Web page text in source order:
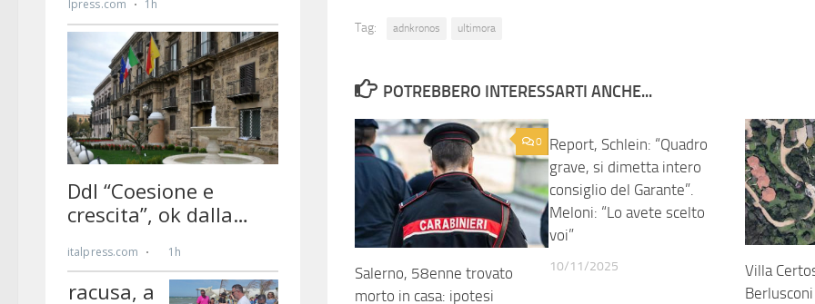
Tag: adnkronos ultimora
POTREBBERO INTERESSARTI ANCHE...
0
Salerno, 58enne trovato
morto in casa: ipotesi
Report, Schlein: “Quadro
grave, si dimetta intero
consiglio del Garante”.
Meloni: “Lo avete scelto
voi”
10/11/2025
Villa